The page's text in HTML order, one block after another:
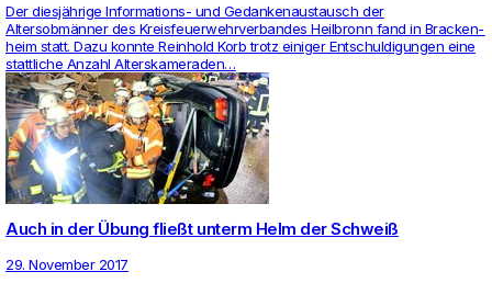
Der diesjährige Infor­ma­tions- und Gedan­ken­aus­tausch der
Altersobmänner des Kreis­feu­er­wehr­ver­bandes Heil­bronn fand in Bra­cken­
heim statt. Dazu konnte Rein­hold Korb trotz einiger Ent­schul­di­gungen eine
statt­liche Anzahl Alters­ka­me­raden…
Auch in der Übung fließt unterm Helm der Schweiß
29. November 2017